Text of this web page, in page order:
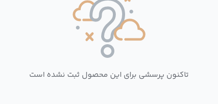
تاکنون پرسشی برای این محصول ثبت نشده است